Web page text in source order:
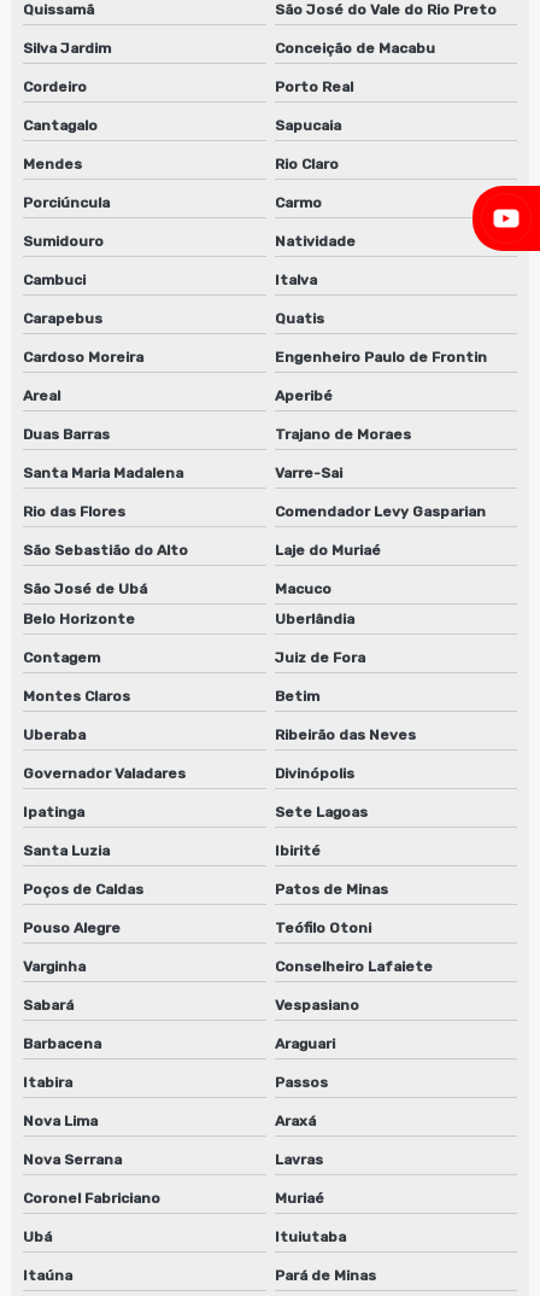
Fábrica de máquina lavadora anilox em são paulo
Fábrica de sugador de refiles
Fábrica de sugador de refiles em jundiaí
Fábrica de sugador de refiles em são paulo
Fábrica de sugador de refiles em sp
Fabricante de guilhotina para clichês
Fabricante de guilhotina para clichês em sp
Fabricante de lavadora de clichê
Fabricante de máquina lavadora anilox
Fabricante de máquina lavadora anilox em jundiaí
Fabricante de máquina lavadora anilox em são paulo
Fornecedor de desengordurante
Fornecedor de desengordurante em jundiaí
Fornecedor de desengordurante em sp
Fornecedor de desengraxante
Fornecedor de guilhotina para clichês em sp
Fornecedor de lavadora de clichê
Fornecedor de sugador de refiles
Lavadora de anilox para flexografia
Lavadora automática de anilox
Lavadora automática de clichê
Lavadora de peças industriais
Quissamã São José do Vale do Rio Preto
Silva Jardim Conceição de Macabu
Cordeiro Porto Real
Cantagalo Sapucaia
Mendes Rio Claro
Porciúncula Carmo
Sumidouro Natividade
Cambuci Italva
Carapebus Quatis
Cardoso Moreira Engenheiro Paulo de Frontin
Areal Aperibé
Duas Barras Trajano de Moraes
Santa Maria Madalena Varre-Sai
Rio das Flores Comendador Levy Gasparian
São Sebastião do Alto Laje do Muriaé
São José de Ubá
Macuco
Belo Horizonte
Uberlândia
Contagem Juiz de Fora
Montes Claros Betim
Uberaba Ribeirão das Neves
Governador Valadares Divinópolis
Ipatinga Sete Lagoas
Santa Luzia Ibirité
Poços de Caldas Patos de Minas
Pouso Alegre Teófilo Otoni
Varginha Conselheiro Lafaiete
Sabará Vespasiano
Barbacena Araguari
Itabira Passos
Nova Lima Araxá
Nova Serrana Lavras
Coronel Fabriciano Muriaé
Ubá Ituiutaba
Itaúna Pará de Minas